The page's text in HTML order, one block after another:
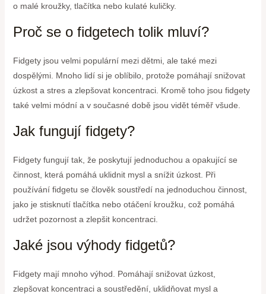
o malé kroužky, tlačítka nebo kulaté kuličky.
Proč se o fidgetech tolik mluví?
Fidgety jsou velmi populární mezi dětmi, ale také mezi
dospělými. Mnoho lidí si je oblíbilo, protože pomáhají snižovat
úzkost a stres a zlepšovat koncentraci. Kromě toho jsou fidgety
také velmi módní a v současné době jsou vidět téměř všude.
Jak fungují fidgety?
Fidgety fungují tak, že poskytují jednoduchou a opakující se
činnost, která pomáhá uklidnit mysl a snížit úzkost. Při
používání fidgetu se člověk soustředí na jednoduchou činnost,
jako je stisknutí tlačítka nebo otáčení kroužku, což pomáhá
udržet pozornost a zlepšit koncentraci.
Jaké jsou výhody fidgetů?
Fidgety mají mnoho výhod. Pomáhají snižovat úzkost,
zlepšovat koncentraci a soustředění, uklidňovat mysl a